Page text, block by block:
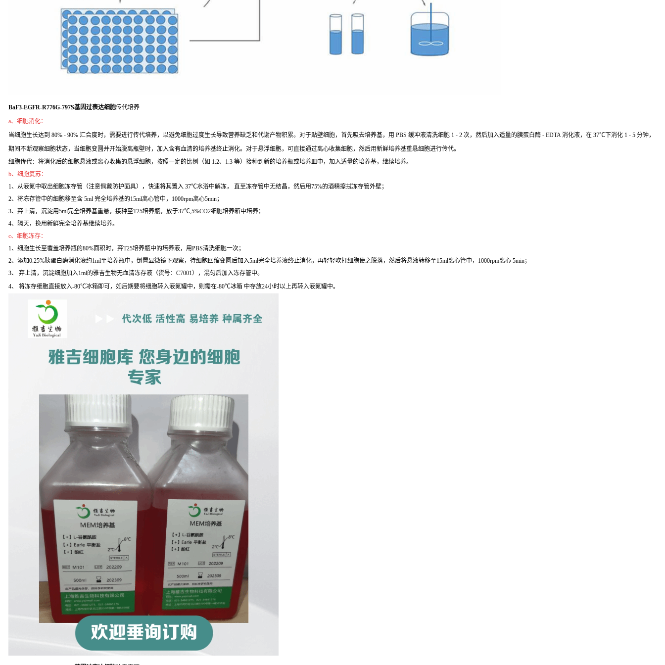
BaF3-EGFR-R776G-797S基因过表达细胞传代培养
a、细胞消化：
当细胞生长达到 80% - 90% 汇合度时，需要进行传代培养，以避免细胞过度生长导致营养缺乏和代谢产物积累。对于贴壁细胞，首先吸去培养基，用 PBS 缓冲液清洗细胞 1 - 2 次，然后加入适量的胰蛋白酶 - EDTA 消化液，在 37℃下消化 1 - 5 分钟，
期间不断观察细胞状态，当细胞变圆并开始脱离瓶壁时，加入含有血清的培养基终止消化。对于悬浮细胞，可直接通过离心收集细胞，然后用新鲜培养基重悬细胞进行传代。
细胞传代：将消化后的细胞悬液或离心收集的悬浮细胞，按照一定的比例（如 1:2、1:3 等）接种到新的培养瓶或培养皿中，加入适量的培养基，继续培养。
b、细胞复苏：
1、从液氮中取出细胞冻存管（注意佩戴防护面具），快速将其置入 37℃水浴中解冻， 直至冻存管中无结晶，然后用75%的酒精擦拭冻存管外壁；
2、将冻存管中的细胞移至含 5ml 完全培养基的15ml离心管中，1000rpm离心5min；
3、弃上清，沉淀用5ml完全培养基重悬，接种至T25培养瓶，放于37℃,5%CO2细胞培养箱中培养；
4、隔天，换用新鲜完全培养基继续培养。
c、细胞冻存：
1、细胞生长至覆盖培养瓶的80%面积时，弃T25培养瓶中的培养液，用PBS清洗细胞一次；
2、添加0.25%胰蛋白酶消化液约1ml至培养瓶中，倒置显微镜下观察，待细胞回缩变圆后加入5ml完全培养液终止消化，再轻轻吹打细胞使之脱落，然后将悬液转移至15ml离心管中，1000rpm离心 5min；
3、 弃上清，沉淀细胞加入1ml的雅吉生物无血清冻存液（货号：C7001），混匀后加入冻存管中。
4、 将冻存细胞直接放入-80℃冰箱即可，如后期要将细胞转入液氮罐中，则需在-80℃冰箱 中存放24小时以上再转入液氮罐中。